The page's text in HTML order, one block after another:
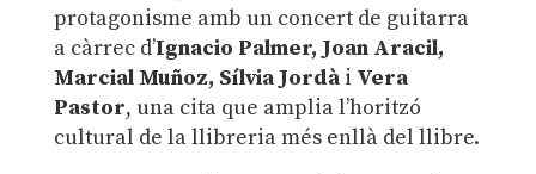
protagonisme amb un concert de guitarra
a càrrec d’Ignacio Palmer, Joan Aracil,
Marcial Muñoz, Sílvia Jordài Vera
Pastor, una cita que amplia l’horitzó
cultural de la llibreria més enllà del llibre.